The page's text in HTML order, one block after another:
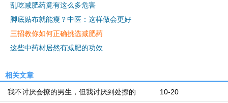
乱吃减肥药竟有这么多危害
脚底贴布就能瘦？中医：这样做会更好
三招教你如何正确挑选减肥药
这些中药材居然有减肥的功效
相关文章
10-20
我不讨厌会撩的男生，但我讨厌到处撩的